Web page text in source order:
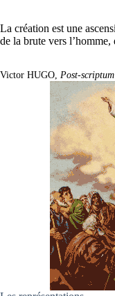
La création est une
de la brute vers
Victor HUGO, Post-